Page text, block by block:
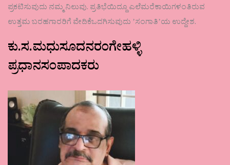
ಪ್ರಕಟಿಸುವುದು ನಮ್ಮ ನಿಲುವು. ಪ್ರತಿಭೆಯಿದ್ದೂ ಎಲೆಮರೆಕಾಯಿಗಳಂತಿರುವ
ಉತ್ತಮ ಬರಹಗಾರರಿಗೆ ವೇದಿಕೆಒದಗಿಸುವುದು ʼಸಂಗಾತಿʼಯ ಉದ್ದೇಶ.
ಕು.ಸ.ಮಧುಸೂದನರಂಗೇಹಳ್ಳಿ
ಪ್ರಧಾನಸಂಪಾದಕರು